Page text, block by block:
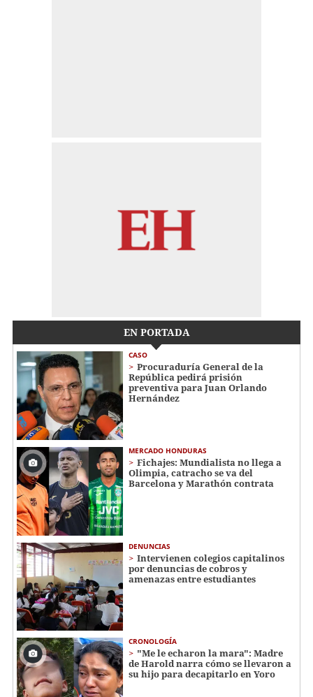
EN PORTADA
CASO
Procuraduría General de la
República pedirá prisión
preventiva para Juan Orlando
Hernández
MERCADO HONDURAS
Fichajes: Mundialista no llega a
Olimpia, catracho se va del
Barcelona y Marathón contrata
DENUNCIAS
Intervienen colegios capitalinos
por denuncias de cobros y
amenazas entre estudiantes
CRONOLOGÍA
"Me le echaron la mara": Madre
de Harold narra cómo se llevaron a
su hijo para decapitarlo en Yoro